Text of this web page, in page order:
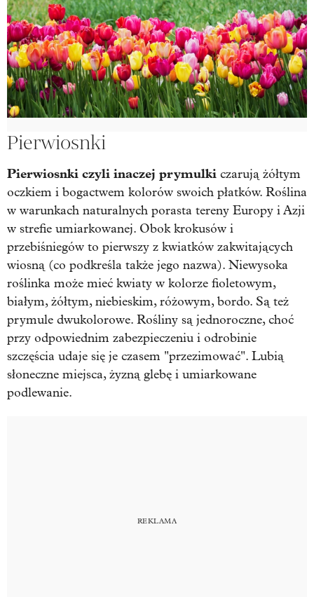
Pierwiosnki
Pierwiosnki czyli inaczej prymulki czarują żółtym
oczkiem i bogactwem kolorów swoich płatków. Roślina
w warunkach naturalnych porasta tereny Europy i Azji
w strefie umiarkowanej. Obok krokusów i
przebiśniegów to pierwszy z kwiatków zakwitających
wiosną (co podkreśla także jego nazwa). Niewysoka
roślinka może mieć kwiaty w kolorze fioletowym,
białym, żółtym, niebieskim, różowym, bordo. Są też
prymule dwukolorowe. Rośliny są jednoroczne, choć
przy odpowiednim zabezpieczeniu i odrobinie
szczęścia udaje się je czasem "przezimować". Lubią
słoneczne miejsca, żyzną glebę i umiarkowane
podlewanie.